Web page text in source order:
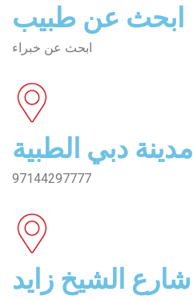
ابحث عن طبيب
ابحث عن خبراء
مدينة دبي الطبية
97144297777
شارع الشيخ زايد